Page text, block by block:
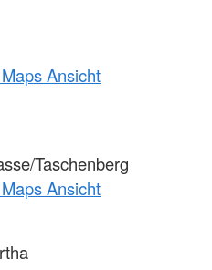
Ansicht
Taschenberg
Ansicht